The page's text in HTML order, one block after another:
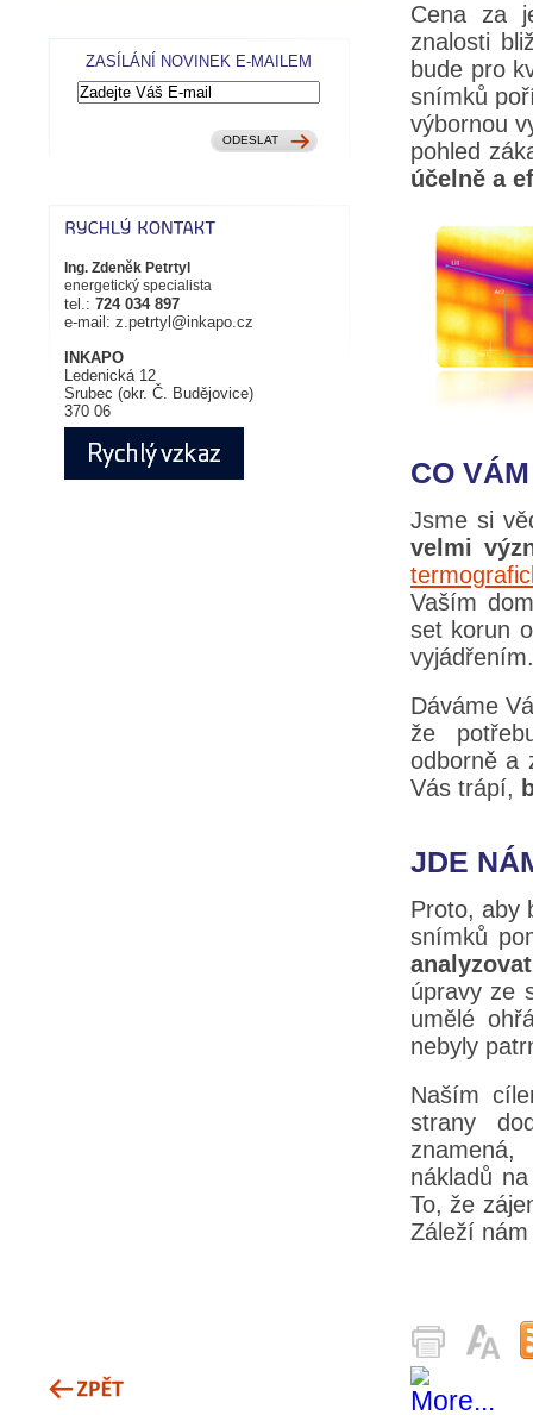
ZASÍLÁNÍ NOVINEK E-MAILEM
Ing. Zdeněk Petrtyl
energetický specialista
tel.: 724 034 897
e-mail: z.petrtyl@inkapo.cz
INKAPO
Ledenická 12
Srubec (okr. Č. Budějovice)
370 06
Cena za
znalosti
bude pro
snímků
výbornou
pohled
účelně a
CO
Jsme si
velmi
Vaším
set korun
Dáváme
že
odborně a
Vás trápí,
JDE
Proto, aby
snímků
analyzovat
úpravy ze
umělé
nebyly
Naším
strany
nákladů
To, že
Záleží